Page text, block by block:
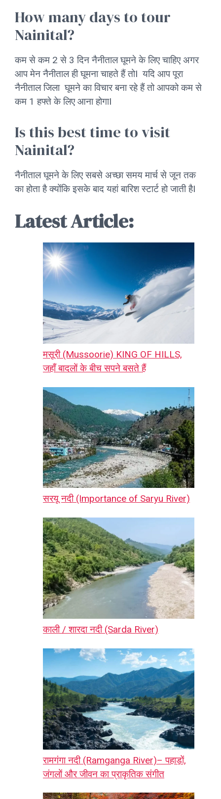
How many days to tour
Nainital?
कम से कम 2 से 3 दिन नैनीताल घूमने के लिए चाहिए अगर
आप मेन नैनीताल ही घूमना चाहते हैं तोI यदि आप पूरा
नैनीताल जिला घूमने का विचार बना रहे हैं तो आपको कम से
कम 1 हफ्ते के लिए आना होगाI
Is this best time to visit
Nainital?
नैनीताल घूमने के लिए सबसे अच्छा समय मार्च से जून तक
का होता है क्योंकि इसके बाद यहां बारिश स्टार्ट हो जाती हैI
Latest Article:
मसूरी (Mussoorie) KING OF HILLS,
जहाँ बादलों के बीच सपने बसते हैं
सरयू नदी (Importance of Saryu River)
काली / शारदा नदी (Sarda River)
रामगंगा नदी (Ramganga River)– पहाड़ों,
जंगलों और जीवन का प्राकृतिक संगीत